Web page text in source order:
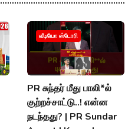
வீடியோ ஸ்டோரி
PR சுந்தர் மீது பாலி*ல்
குற்றச்சாட்டு..! என்ன
நடந்தது? | PR Sundar